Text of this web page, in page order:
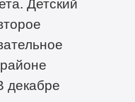
Детский
декабре